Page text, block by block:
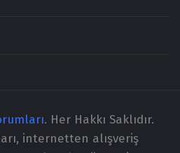
. Her Hakkı Saklıdır.
internetten alışveriş